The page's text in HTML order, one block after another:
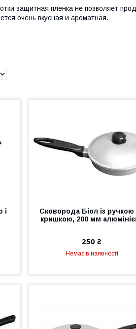
защитная пленка не позволяет
очень вкусная и ароматная.
і
Сковорода Біол із ручкою
кришкою, 200 мм
250 ₴
Немає в наявності